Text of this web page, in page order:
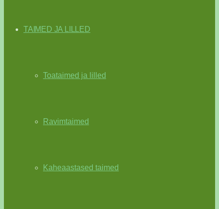
TAIMED JA LILLED
Toataimed ja lilled
Ravimtaimed
Kaheaastased taimed